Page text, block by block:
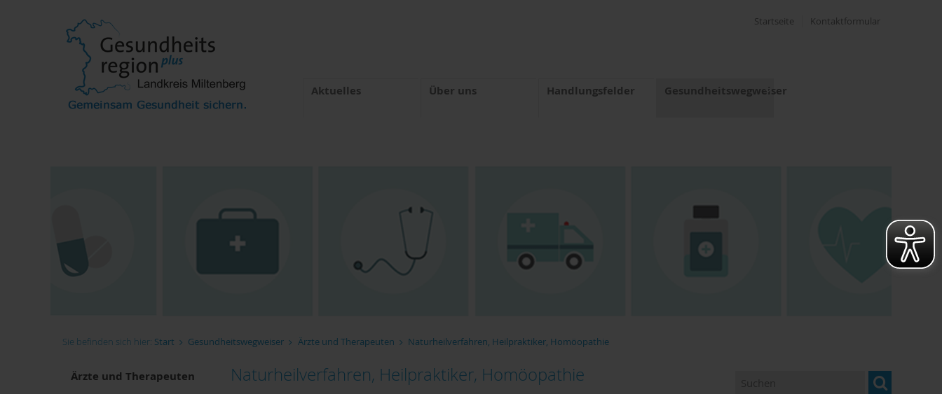
Startseite Kontaktformular
Aktuelles Über uns Handlungsfelder Gesundheitswegweiser
Sie befinden sich hier: Start Gesundheitswegweiser Ärzte und Therapeuten Naturheilverfahren, Heilpraktiker, Homöopathie
Ärzte und Therapeuten Naturheilverfahren, Heilpraktiker, Homöopathie